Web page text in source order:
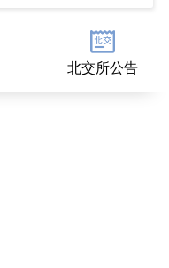
北交所公告